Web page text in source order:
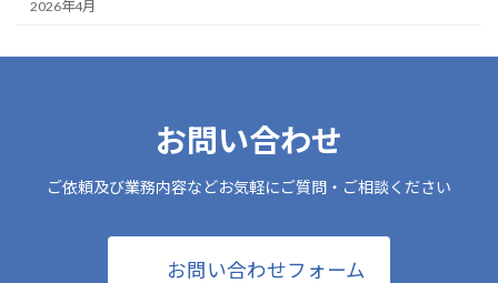
2026年4月
お問い合わせ
ご依頼及び業務内容などお気軽にご質問・ご相談ください
お問い合わせフォーム